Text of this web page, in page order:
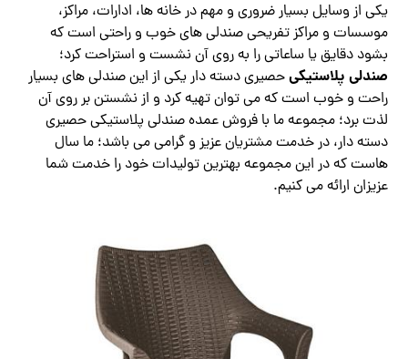
یکی از وسایل بسیار ضروری و مهم در خانه ها، ادارات، مراکز،
موسسات و مراکز تفریحی صندلی های خوب و راحتی است که
بشود دقایق یا ساعاتی را به روی آن نشست و استراحت کرد؛
صندلی پلاستیکیحصیری دسته دار یکی از این صندلی های بسیار
راحت و خوب است که می توان تهیه کرد و از نشستن بر روی آن
لذت برد؛ مجموعه ما با فروش عمده صندلی پلاستیکی حصیری
دسته دار، در خدمت مشتریان عزیز و گرامی می باشد؛ ما سال
هاست که در این مجموعه بهترین تولیدات خود را خدمت شما
عزیزان ارائه می کنیم.